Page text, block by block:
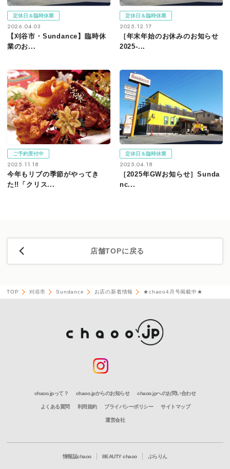
定休日＆臨時休業
2026.04.03
【刈谷市・Sundance】臨時休
業のお...
定休日＆臨時休業
2025.12.17
［年末年始のお休みのお知らせ
2025-...
ご予約受付中
2025.11.18
今年もリブの季節がやってき
た!!「クリス...
定休日＆臨時休業
2025.04.18
［2025年GWお知らせ］Sunda
nc...
店舗TOPに戻る
TOP 刈谷市 Sundance お店の新着情報 ★chaoo4月号掲載中★
chaoo.jpって？ chaoo.jpからのお知らせ chaoo.jpへのお問い合わせ
よくある質問 利用規約 プライバシーポリシー サイトマップ
運営会社
情報誌chaoo BEAUTY chaoo ぶらりん